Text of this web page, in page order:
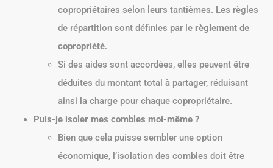
copropriétaires selon leurs tantièmes. Les règles
de répartition sont définies par le règlement de
copropriété.
Si des aides sont accordées, elles peuvent être
déduites du montant total à partager, réduisant
ainsi la charge pour chaque copropriétaire.
Puis-je isoler mes combles moi-même ?
Bien que cela puisse sembler une option
économique, l’isolation des combles doit être